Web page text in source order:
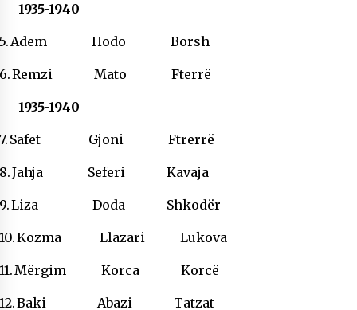
1935-1940
Adem Hodo Borsh
Remzi Mato Fterrë
1935-1940
Safet Gjoni Ftrerrë
Jahja Seferi Kavaja
Liza Doda Shkodër
Kozma Llazari Lukova
Mërgim Korca Korcë
Baki Abazi Tatzat